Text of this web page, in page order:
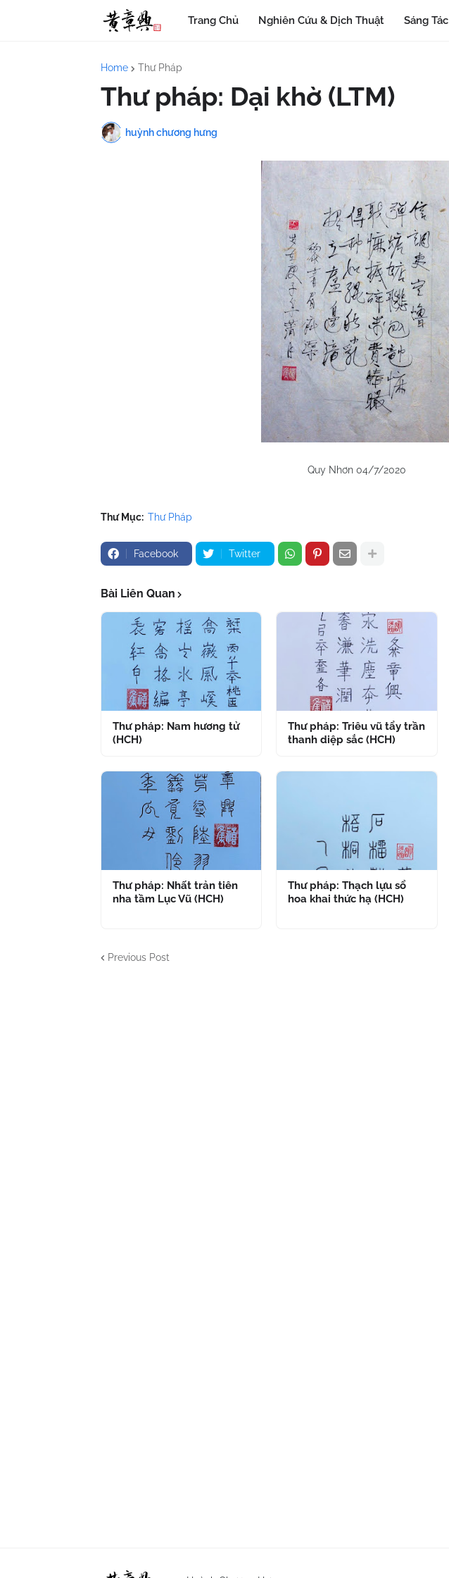
Trang Chủ Nghiên Cứu & Dịch Thuật Sáng Tác
Home Thư Pháp
Thư pháp: Dại khờ (LTM)
huỳnh chương hưng
Quy Nhơn 04/7/2020
Thư Mục: Thư Pháp
Facebook Twitter
Bài Liên Quan
Thư pháp: Nam hương tử
(HCH)
Thư pháp: Triêu vũ tẩy trần
thanh diệp sắc (HCH)
Thư pháp: Nhất trản tiên
nha tầm Lục Vũ (HCH)
Thư pháp: Thạch lựu sổ
hoa khai thức hạ (HCH)
Previous Post